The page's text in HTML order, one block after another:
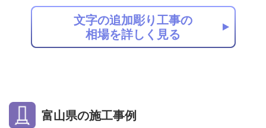
文字の追加彫り工事の
相場を詳しく見る
富山県の施工事例